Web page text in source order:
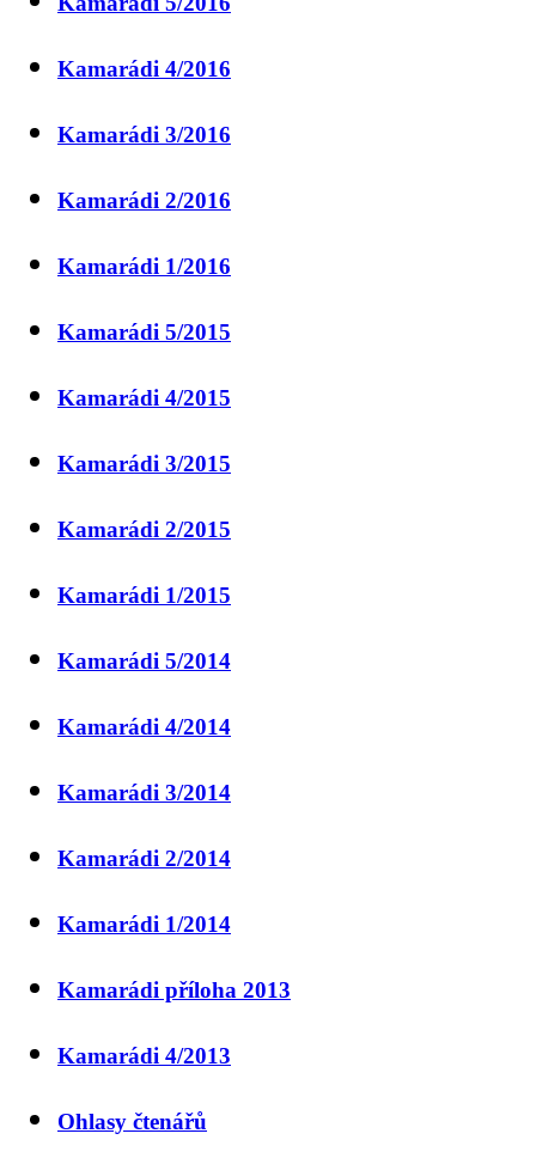
Kamarádi 4/2016
Kamarádi 3/2016
Kamarádi 2/2016
Kamarádi 1/2016
Kamarádi 5/2015
Kamarádi 4/2015
Kamarádi 3/2015
Kamarádi 2/2015
Kamarádi 1/2015
Kamarádi 5/2014
Kamarádi 4/2014
Kamarádi 3/2014
Kamarádi 2/2014
Kamarádi 1/2014
Kamarádi příloha 2013
Kamarádi 4/2013
Ohlasy čtenářů